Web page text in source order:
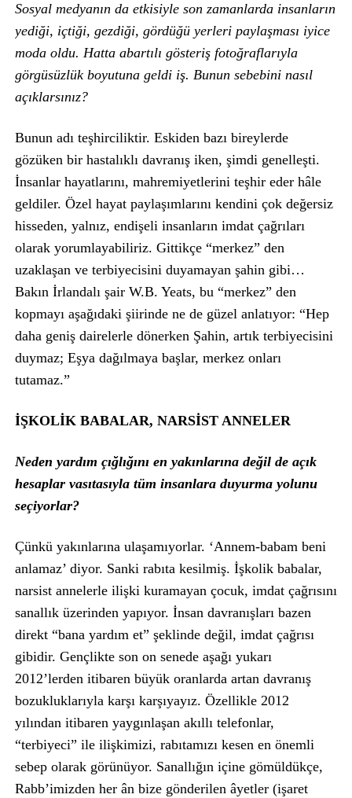
Sosyal medyanın da etkisiyle son zamanlarda insanların
yediği, içtiği, gezdiği, gördüğü yerleri paylaşması iyice
moda oldu. Hatta abartılı gösteriş fotoğraflarıyla
görgüsüzlük boyutuna geldi iş. Bunun sebebini nasıl
açıklarsınız?
Bunun adı teşhirciliktir. Eskiden bazı bireylerde
gözüken bir hastalıklı davranış iken, şimdi genelleşti.
İnsanlar hayatlarını, mahremiyetlerini teşhir eder hâle
geldiler. Özel hayat paylaşımlarını kendini çok değersiz
hisseden, yalnız, endişeli insanların imdat çağrıları
olarak yorumlayabiliriz. Gittikçe “merkez” den
uzaklaşan ve terbiyecisini duyamayan şahin gibi…
Bakın İrlandalı şair W.B. Yeats, bu “merkez” den
kopmayı aşağıdaki şiirinde ne de güzel anlatıyor: “Hep
daha geniş dairelerle dönerken Şahin, artık terbiyecisini
duymaz; Eşya dağılmaya başlar, merkez onları
tutamaz.”
İŞKOLİK BABALAR, NARSİST ANNELER
Neden yardım çığlığını en yakınlarına değil de açık
hesaplar vasıtasıyla tüm insanlara duyurma yolunu
seçiyorlar?
Çünkü yakınlarına ulaşamıyorlar. ‘Annem-babam beni
anlamaz’ diyor. Sanki rabıta kesilmiş. İşkolik babalar,
narsist annelerle ilişki kuramayan çocuk, imdat çağrısını
sanallık üzerinden yapıyor. İnsan davranışları bazen
direkt “bana yardım et” şeklinde değil, imdat çağrısı
gibidir. Gençlikte son on senede aşağı yukarı
2012’lerden itibaren büyük oranlarda artan davranış
bozukluklarıyla karşı karşıyayız. Özellikle 2012
yılından itibaren yaygınlaşan akıllı telefonlar,
“terbiyeci” ile ilişkimizi, rabıtamızı kesen en önemli
sebep olarak görünüyor. Sanallığın içine gömüldükçe,
Rabb’imizden her ân bize gönderilen âyetler (işaret